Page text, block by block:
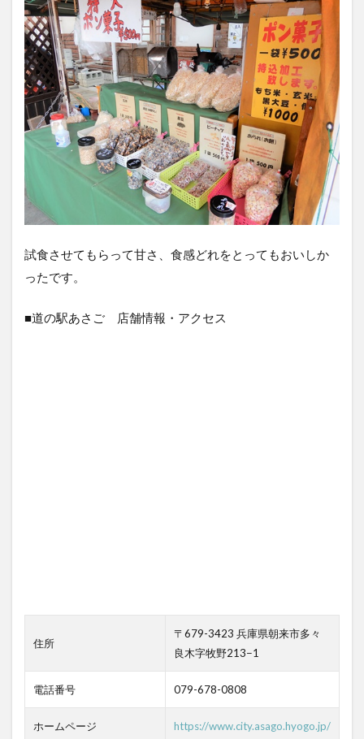
試食させてもらって甘さ、食感どれをとってもおいしか
ったです。
■道の駅あさご 店舗情報・アクセス
住所
〒679-3423 兵庫県朝来市多々
良木字牧野213−1
電話番号 079-678-0808
ホームページ https://www.city.asago.hyogo.jp/